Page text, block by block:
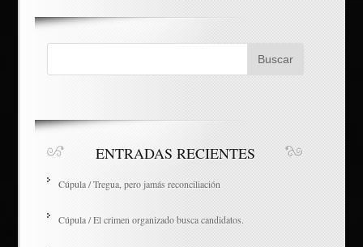
ENTRADAS RECIENTES
Cúpula / Tregua, pero jamás reconciliación
Cúpula / El crimen organizado busca candidatos.